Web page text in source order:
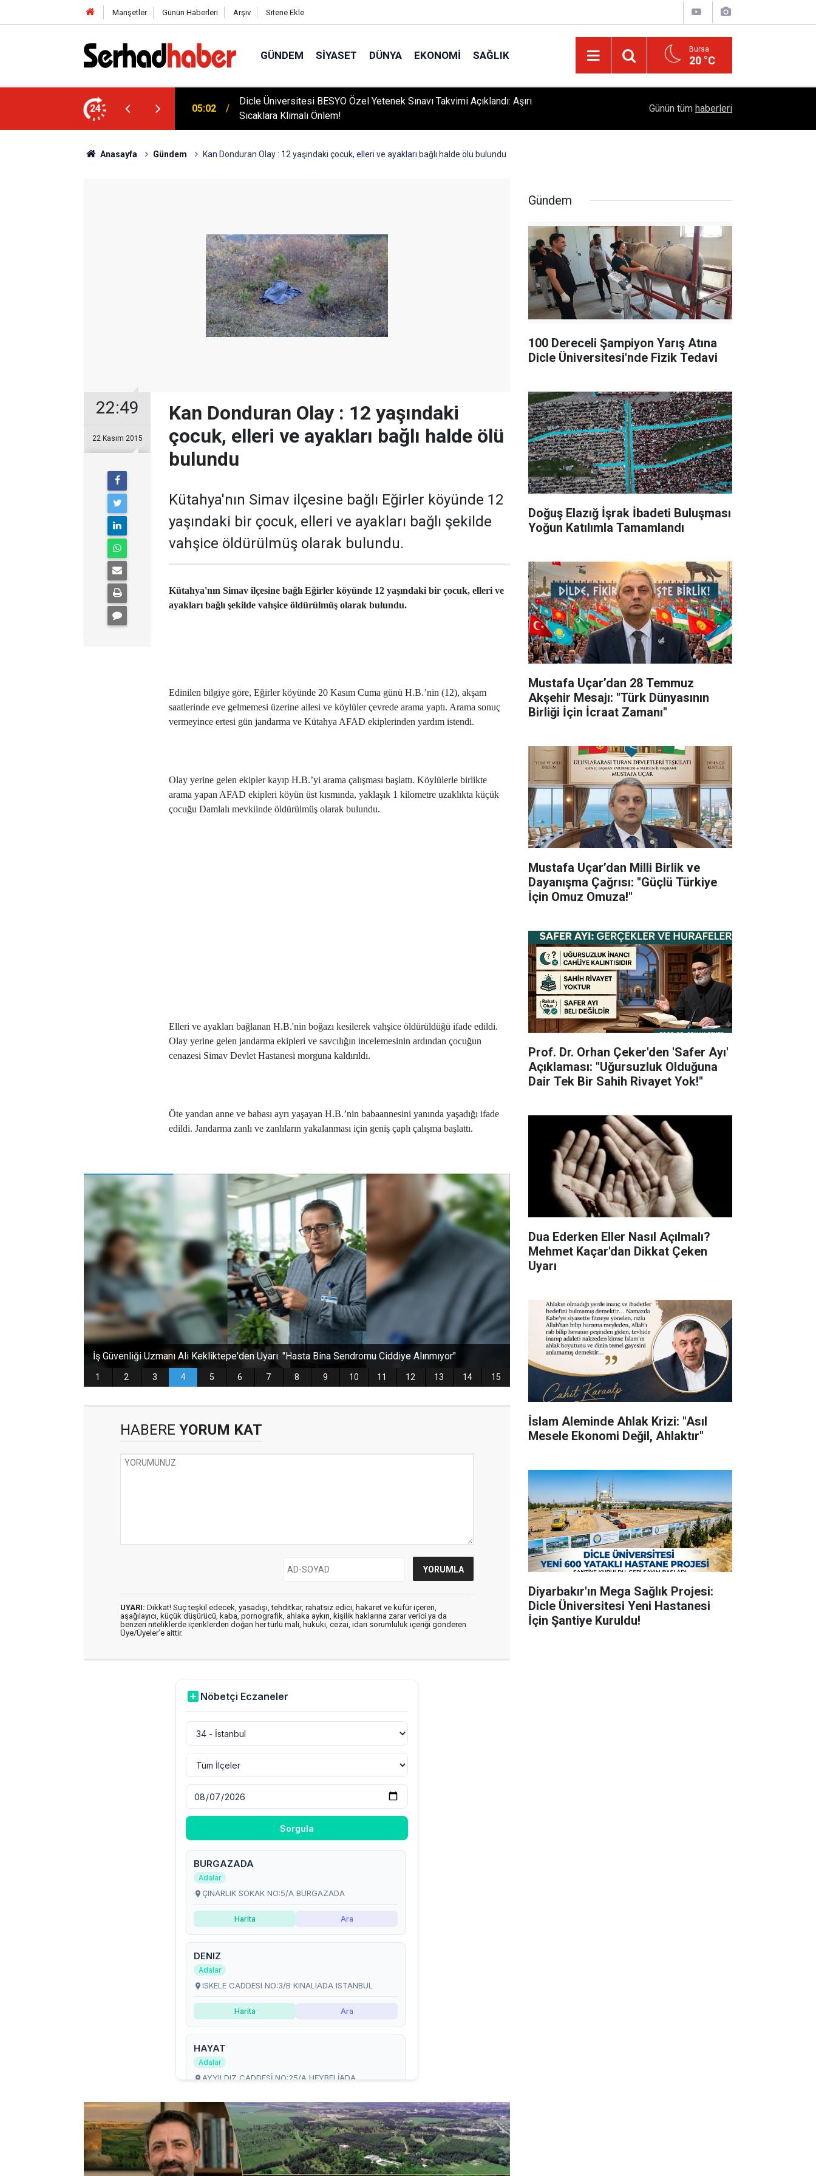
Manşetler Günün Haberleri Arşiv Sitene Ekle
GÜNDEM SIYASET DÜNYA EKONOMI SAĞLIK Bursa
20 °C
24
Zirvesine Güçlü Destek: Rektör Prof. Dr.
05:02
Dicle Üniversitesi BESYO Özel Yetenek Sınavı Takvimi Açıklandı: Aşırı
Sıcaklara Klimalı Önlem!
Diyarbakır'da İşçi Kıyımı: 45 Derece Sıcakta
Günün tüm haberleri
Anasayfa Gündem Kan Donduran Olay : 12 yaşındaki çocuk, elleri ve ayakları bağlı halde ölü bulundu
22:49
22 Kasım 2015
Kan Donduran Olay : 12 yaşındaki
çocuk, elleri ve ayakları bağlı halde ölü
bulundu
Kütahya'nın Simav ilçesine bağlı Eğirler köyünde 12
yaşındaki bir çocuk, elleri ve ayakları bağlı şekilde
vahşice öldürülmüş olarak bulundu.
Kütahya'nın Simav ilçesine bağlı Eğirler köyünde 12 yaşındaki bir çocuk, elleri ve
ayakları bağlı şekilde vahşice öldürülmüş olarak bulundu.
Edinilen bilgiye göre, Eğirler köyünde 20 Kasım Cuma günü H.B.’nin (12), akşam
saatlerinde eve gelmemesi üzerine ailesi ve köylüler çevrede arama yaptı. Arama sonuç
vermeyince ertesi gün jandarma ve Kütahya AFAD ekiplerinden yardım istendi.
Olay yerine gelen ekipler kayıp H.B.’yi arama çalışması başlattı. Köylülerle birlikte
arama yapan AFAD ekipleri köyün üst kısmında, yaklaşık 1 kilometre uzaklıkta küçük
çocuğu Damlalı mevkiinde öldürülmüş olarak bulundu.
Elleri ve ayakları bağlanan H.B.'nin boğazı kesilerek vahşice öldürüldüğü ifade edildi.
Olay yerine gelen jandarma ekipleri ve savcılığın incelemesinin ardından çocuğun
cenazesi Simav Devlet Hastanesi morguna kaldırıldı.
Öte yandan anne ve babası ayrı yaşayan H.B.’nin babaannesini yanında yaşadığı ifade
edildi. Jandarma zanlı ve zanlıların yakalanması için geniş çaplı çalışma başlattı.
HABERE YORUM KAT
UYARI: Dikkat! Suç teşkil edecek, yasadışı, tehditkar, rahatsız edici, hakaret ve küfür içeren,
aşağılayıcı, küçük düşürücü, kaba, pornografik, ahlaka aykırı, kişilik haklarına zarar verici ya da
benzeri niteliklerde içeriklerden doğan her türlü mali, hukuki, cezai, idari sorumluluk içeriği gönderen
Üye/Üyeler’e aittir.
Gündem
100 Dereceli Şampiyon Yarış Atına
Dicle Üniversitesi'nde Fizik Tedavi
Doğuş Elazığ İşrak İbadeti Buluşması
Yoğun Katılımla Tamamlandı
Mustafa Uçar’dan 28 Temmuz
Akşehir Mesajı: "Türk Dünyasının
Birliği İçin İcraat Zamanı"
Mustafa Uçar’dan Milli Birlik ve
Dayanışma Çağrısı: "Güçlü Türkiye
İçin Omuz Omuza!"
Prof. Dr. Orhan Çeker'den 'Safer Ayı'
Açıklaması: "Uğursuzluk Olduğuna
Dair Tek Bir Sahih Rivayet Yok!"
Dua Ederken Eller Nasıl Açılmalı?
Mehmet Kaçar'dan Dikkat Çeken
Uyarı
İslam Aleminde Ahlak Krizi: "Asıl
Mesele Ekonomi Değil, Ahlaktır"
Diyarbakır'ın Mega Sağlık Projesi:
Dicle Üniversitesi Yeni Hastanesi
İçin Şantiye Kuruldu!